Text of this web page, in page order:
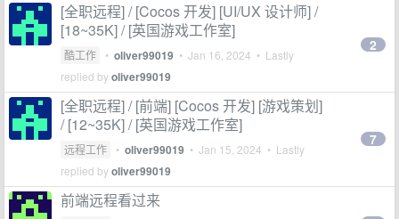
[全职远程] / [Cocos 开发] [UI/UX 设计师] /
[18~35K] / [英国游戏工作室]
酷工作 • oliver99019 • Jan 16, 2024 • Lastly
replied byoliver99019
2
[全职远程] / [前端] [Cocos 开发] [游戏策划]
/ [12~35K] / [英国游戏工作室]
远程工作 • oliver99019 • Jan 15, 2024 • Lastly
replied byoliver99019
7
前端远程看过来